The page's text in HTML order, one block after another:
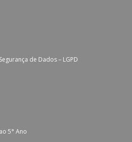
de Dados – LGPD
5° Ano